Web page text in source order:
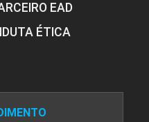
EAD
ÉTICA